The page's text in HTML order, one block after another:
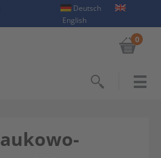
Deutsch
English
0